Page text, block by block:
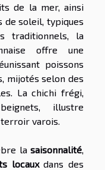
de la mer, ainsi
de soleil, typiques
traditionnels, la
offre une
poissons
mijotés selon des
La chichi frégi,
illustre
varois.
lasaisonnalité
locauxdans des